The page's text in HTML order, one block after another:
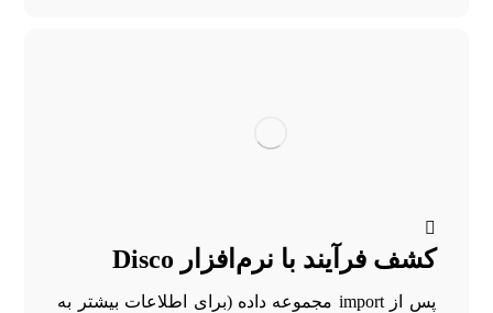
کشف فرآیند با نرم‌افزار Disco
پس از import مجموعه داده‌ (برای اطلاعات بیشتر به